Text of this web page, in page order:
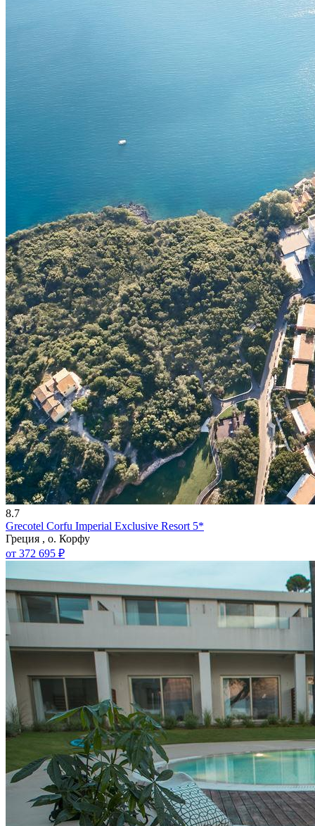
8.7
Grecotel Corfu Imperial Exclusive Resort 5*
Греция , о. Корфу
от 372 695 ₽